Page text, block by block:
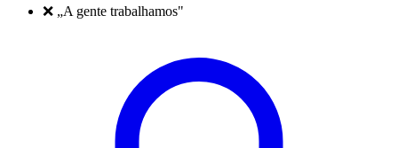
❌ „A gente trabalhamos"